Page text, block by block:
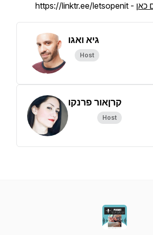
כאן - https://linktr.ee/letsopenit
גיא ואגו
Host
קרןאור פרנקו
Host